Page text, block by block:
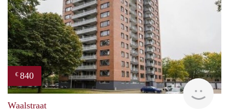
€ 840
Waalstraat